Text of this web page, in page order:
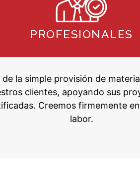
PROFESIONALES
la simple provisión de
clientes, apoyando sus
Creemos firmemente
labor.